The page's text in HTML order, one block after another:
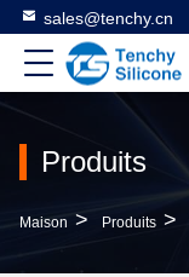
sales@tenchy.cn
Produits
Maison > Produits >